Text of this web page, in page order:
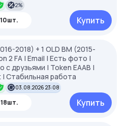
2%
10шт. Купить
2018) + 1 OLD BM (2015-
2 FA | Email | Есть фото |
с друзьями | Token EAAB |
Стабильная работа
03.08.2026 23:08
18шт. Купить